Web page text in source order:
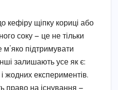
кефіру щіпку кориці або
соку — це не тільки
підтримувати
залишають усе як є:
жодних експериментів.
право на існування —